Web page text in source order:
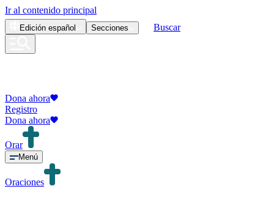
Ir al contenido principal
Edición español Secciones Buscar
Dona ahora
Registro
Dona ahora
Orar
Menú
Oraciones